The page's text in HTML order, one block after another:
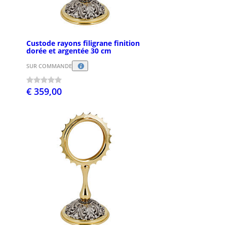
Custode rayons filigrane finition
dorée et argentée 30 cm
SUR COMMANDE
€ 359,00